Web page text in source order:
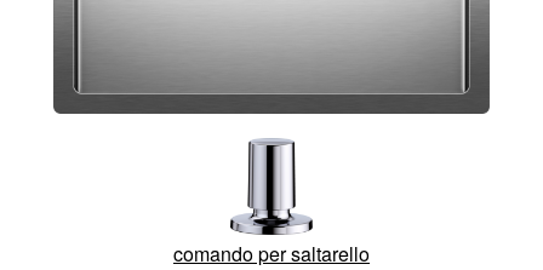
comando per saltarello